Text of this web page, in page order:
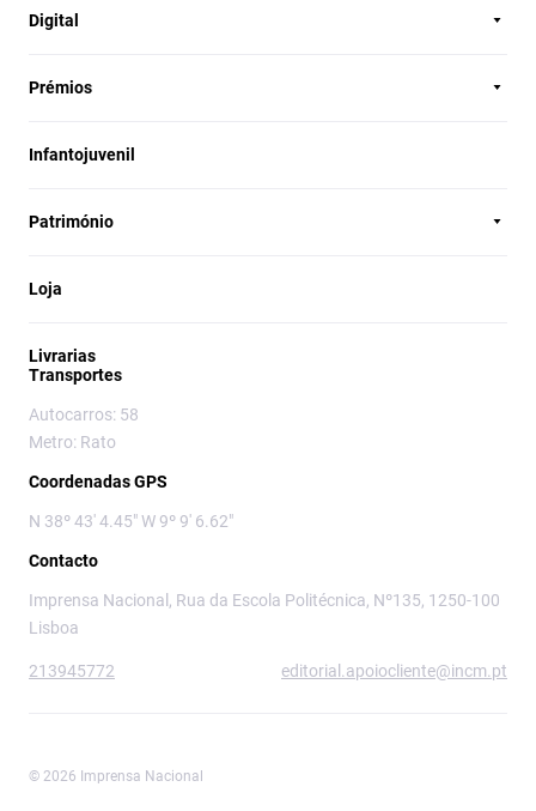
Digital
Prémios
Infantojuvenil
Património
Loja
Livrarias
Transportes
Autocarros: 58
Metro: Rato
Coordenadas GPS
N 38º 43' 4.45" W 9º 9' 6.62"
Contacto
Imprensa Nacional, Rua da Escola Politécnica, Nº135, 1250-100
Lisboa
213945772 editorial.apoiocliente@incm.pt
© 2026 Imprensa Nacional